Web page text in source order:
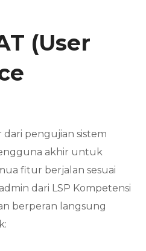
(User
dari pengujian sistem
akhir untuk
fitur berjalan sesuai
dari LSP Kompetensi
berperan langsung